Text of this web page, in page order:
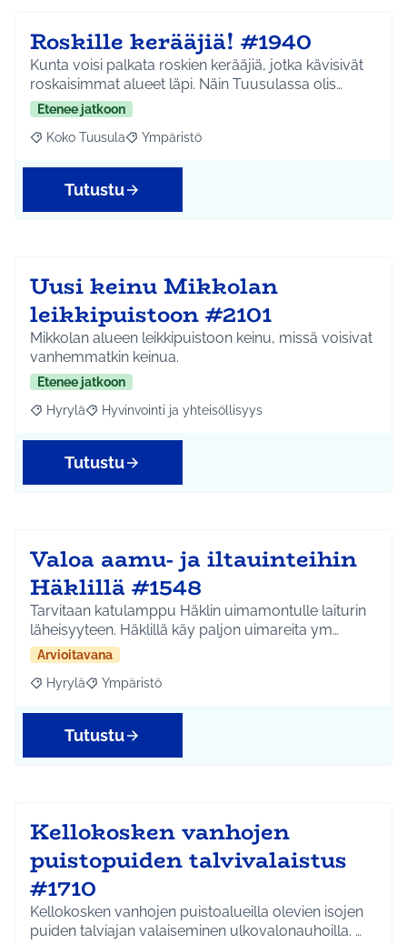
Roskille kerääjiä! #1940
Kunta voisi palkata roskien kerääjiä, jotka kävisivät
roskaisimmat alueet läpi. Näin Tuusulassa olis…
Etenee jatkoon
Rajaa tulokset aihepiirin mukaan: Koko Tuusula
Koko Tuusula Rajaa tulokset teeman mukaan: Ympäristö
Ympäristö
Tutustu
Uusi keinu Mikkolan
leikkipuistoon #2101
Mikkolan alueen leikkipuistoon keinu, missä voisivat
vanhemmatkin keinua.
Etenee jatkoon
Rajaa tulokset aihepiirin mukaan: Hyrylä
Hyrylä Rajaa tulokset teeman mukaan: Hyvinvointi ja
Hyvinvointi ja yhteisöllisyys
Tutustu
Valoa aamu- ja iltauinteihin
Häklillä #1548
Tarvitaan katulamppu Häklin uimamontulle laiturin
läheisyyteen. Häklillä käy paljon uimareita ym…
Arvioitavana
Rajaa tulokset aihepiirin mukaan: Hyrylä
Hyrylä Rajaa tulokset teeman mukaan: Ympäristö
Ympäristö
Tutustu
Kellokosken vanhojen
puistopuiden talvivalaistus
#1710
Kellokosken vanhojen puistoalueilla olevien isojen
puiden talviajan valaiseminen ulkovalonauhoilla. …